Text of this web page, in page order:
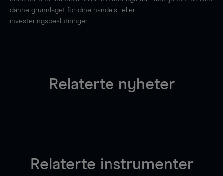
danne grunnlaget for dine handels- eller
investeringsbeslutninger.
Relaterte nyheter
Relaterte instrumenter